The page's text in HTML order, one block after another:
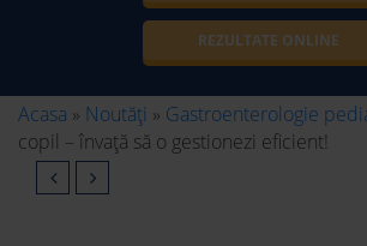
REZULTATE ONLINE
Acasa » Noutăți » Gastroenterologie
copil – învață să o gestionezi eficient!